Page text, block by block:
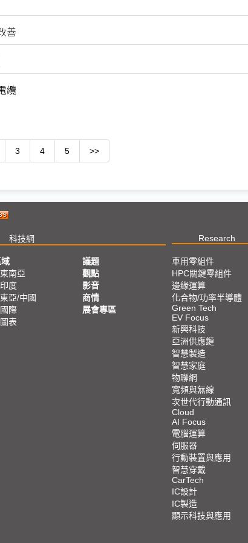
善
纜
3 4 5 >>
科技網 Research
東南亞
印度
東亞/中國
國際
圖表
議題
觀點
影音
商情
展會專區
車用零組件
HPC關鍵零組件
邊緣運算
化合物/功率半導體
Green Tech
EV Focus
新興科技
亞洲供應鏈
智慧製造
智慧家庭
物聯網
寬頻與無線
次世代行動通訊
Cloud
AI Focus
電腦運算
伺服器
行動裝置與應用
智慧穿戴
CarTech
IC設計
IC製造
顯示科技與應用